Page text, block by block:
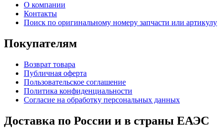
О компании
Контакты
Поиск по оригинальному номеру запчасти или артикулу
Покупателям
Возврат товара
Публичная оферта
Пользовательское соглашение
Политика конфиденциальности
Согласие на обработку персональных данных
Доставка по России и в страны ЕАЭС